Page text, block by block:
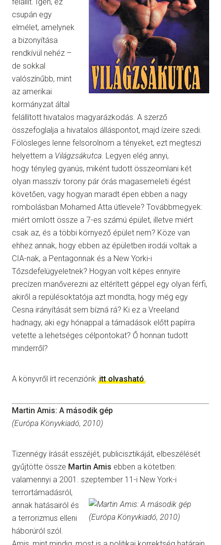
csupán egy
elmélet, amelynek
a bizonyítása
rendkívül nehéz –
de sokkal
valószínűbb, mint
az amerikai
kormányzat által
felállított hivatalos magyarázkodás. A szerző
összefoglalja a hivatalos álláspontot, majd ízeire szedi.
Fölösleges lenne felsorolnom a tényeket, ezt megteszi
helyettem a Világzsákutca. Legyen elég annyi,
hogy tényleg gyanús, miként tudott összeomlani két
olyan masszív torony pár órás magasemeleti égést
követően, vagy hogyan maradt épen ebben a nagy
rombolásban Mohamed Atta útlevele? Továbbmegyek:
miért omlott össze a 7-es számú épület, illetve miért
csak az, és a többi környező épület nem? Köze van
ehhez annak, hogy ebben az épületben irodái voltak a
CIA-nak, a Pentagonnak és a New Yorki-i
Tőzsdefelügyeletnek? Hogyan volt képes ennyire
precízen manőverezni az eltérített géppel egy olyan férfi,
akiről a repülésoktatója azt mondta, hogy még egy
Cesna irányítását sem bízná rá? Ki ez a Vreeland
hadnagy, aki egy hónappal a támadások előtt papírra
vetette a lehetséges célpontokat? Ő honnan tudott
minderről?
A könyvről írt recenziónk itt olvasható.
Martin Amis: A második gép
(Európa Könyvkiadó, 2010)
Tizennégy írását esszéjét, publicisztikáját, elbeszélését
gyűjtötte össze Martin Amis ebben a kötetben:
valamennyi a 2001. szeptember 11-i New York-i
terrortámadásról,
annak hatásairól és
a terrorizmus elleni
háborúról szól.